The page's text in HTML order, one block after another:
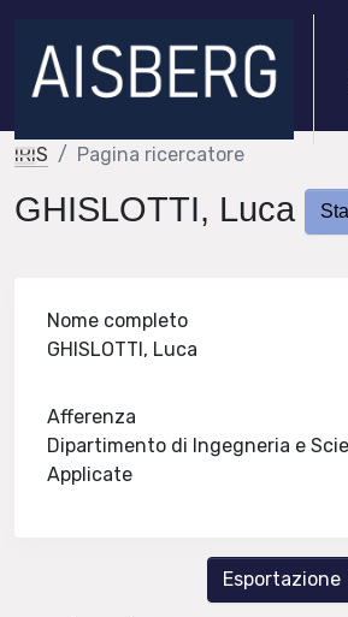
IRIS Pagina ricercatore
GHISLOTTI, Luca
Nome completo
GHISLOTTI, Luca
Afferenza
Dipartimento di Ingegneria e
Applicate
Esportazione